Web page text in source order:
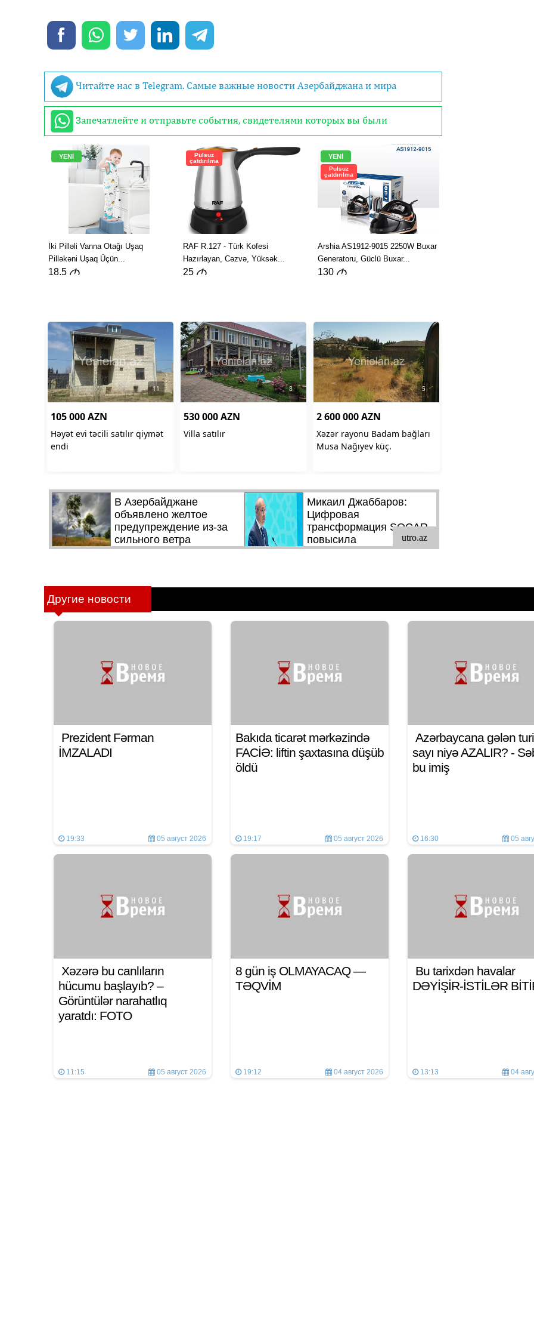
Читайте нас в Telegram. Самые важные новости Азербайджана и мира
Запечатлейте и отправьте события, свидетелями которых вы были
Другие новости
Prezident Fərman
İMZALADI
19:33 05 август 2026
Bakıda ticarət mərkəzində
FACİƏ: liftin şaxtasına düşüb
öldü
19:17 05 август 2026
Azərbaycana gələn
sayı niyə AZALIR? -
bu imiş
16:30 05
Xəzərə bu canlıların
hücumu başlayıb? –
Görüntülər narahatlıq
yaratdı: FOTO
11:15 05 август 2026
8 gün iş OLMAYACAQ —
TƏQVİM
19:12 04 август 2026
Bu tarixdən havalar
DƏYİŞİR-İSTİLƏR
13:13 04